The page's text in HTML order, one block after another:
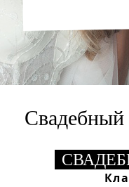
Свадебный